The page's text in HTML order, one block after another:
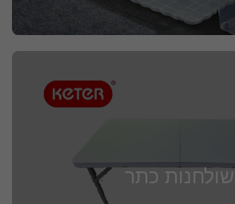
שולחנות כתר